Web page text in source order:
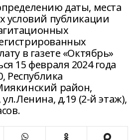
даты, места
условий публикации
в газете «Октябрь»
15 февраля 2024 года
Республика
район,
д.19 (2-й этаж),